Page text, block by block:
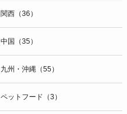
関西（36）
中国（35）
九州・沖縄（55）
ペットフード（3）